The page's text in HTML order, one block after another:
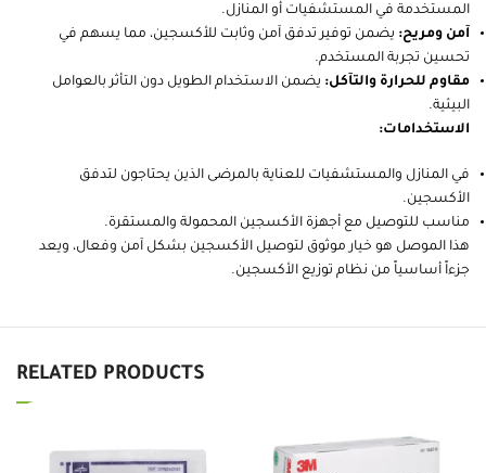
المستخدمة في المستشفيات أو المنازل.
آمن ومريح: يضمن توفير تدفق آمن وثابت للأكسجين، مما يسهم في
تحسين تجربة المستخدم.
مقاوم للحرارة والتآكل: يضمن الاستخدام الطويل دون التأثر بالعوامل
البيئية.
الاستخدامات:
في المنازل والمستشفيات للعناية بالمرضى الذين يحتاجون لتدفق
الأكسجين.
مناسب للتوصيل مع أجهزة الأكسجين المحمولة والمستقرة.
هذا الموصل هو خيار موثوق لتوصيل الأكسجين بشكل آمن وفعال، ويعد
جزءاً أساسياً من نظام توزيع الأكسجين.
RELATED PRODUCTS